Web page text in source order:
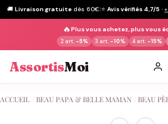
🚚 Livraison gratuite dès 60€|⭐ Avis vérifiés 4,7/5 ·
🔥Plus vous achetez, plus vous
2 art. -5% 3 art. -10% 4 art. -15%
AssortisMoi
au
ACCUEIL BEAU PAPA & BELLE MAMAN BEAU